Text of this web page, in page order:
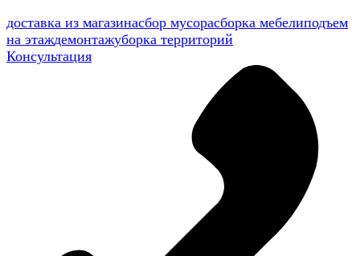
доставка из магазинасбор мусорасборка мебелиподъем
на этаждемонтажуборка территорий
Консультация